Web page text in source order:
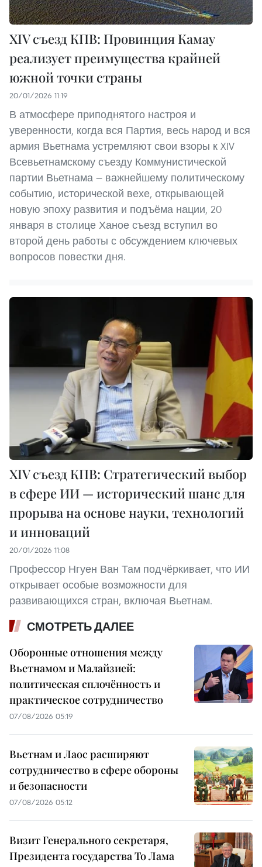
XIV съезд КПВ: Провинция Камау
реализует преимущества крайней
южной точки страны
20/01/2026 11:19
В атмосфере приподнятого настроя и
уверенности, когда вся Партия, весь народ и вся
армия Вьетнама устремляют свои взоры к XIV
Всевьетнамскому съезду Коммунистической
партии Вьетнама — важнейшему политическому
событию, исторической вехе, открывающей
новую эпоху развития и подъёма нации, 20
января в столице Ханое съезд вступил во
второй день работы с обсуждением ключевых
вопросов повестки дня.
XIV съезд КПВ: Стратегический выбор
в сфере ИИ — исторический шанс для
прорыва на основе науки, технологий
и инноваций
20/01/2026 11:08
Профессор Нгуен Ван Там подчёркивает, что ИИ
открывает особые возможности для
развивающихся стран, включая Вьетнам.
СМОТРЕТЬ ДАЛЕЕ
Оборонные отношения между
Вьетнамом и Малайзией:
политическая сплочённость и
практическое сотрудничество
07/08/2026 05:19
Вьетнам и Лаос расширяют
сотрудничество в сфере обороны
и безопасности
07/08/2026 05:12
Визит Генерального секретаря,
Президента государства То Лама